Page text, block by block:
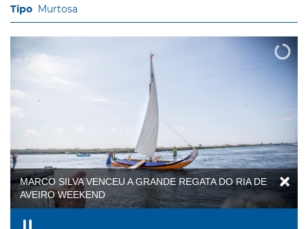
Murtosa
MARCO SILVA VENCEU A GRANDE REGATA DO RIA DE
AVEIRO WEEKEND